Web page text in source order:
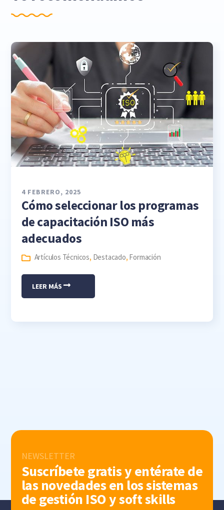
4 FEBRERO, 2025
Cómo seleccionar los programas
de capacitación ISO más
adecuados
Artículos Técnicos, Destacado, Formación
LEER MÁS
NEWSLETTER
Suscríbete gratis y entérate de
las novedades en los sistemas
de gestión ISO y soft skills